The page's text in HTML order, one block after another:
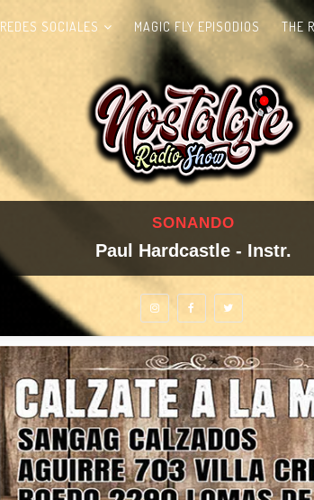
REDES SOCIALES MAGIC FLY EPISODIOS THE
SONANDO
Paul Hardcastle - Instr.